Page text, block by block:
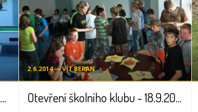
Fotbálek ve školním klubu - 28.10.2008
2.6.2014 ― VÍT BERAN
Otevření školního klubu - 18.9.2008